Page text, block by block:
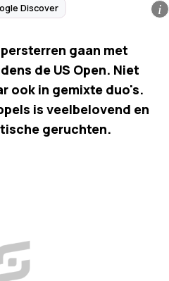
Discover i
gaan met
de US Open. Niet
ook in gemixte duo's.
is veelbelovend en
geruchten.